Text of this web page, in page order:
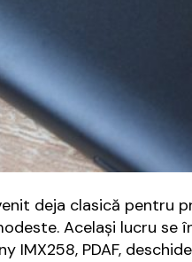
deja clasică pentru
Acelaşi lucru se
IMX258, PDAF,